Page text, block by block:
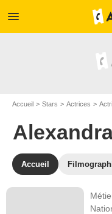
menu
Accueil Stars Actrices
Accueil